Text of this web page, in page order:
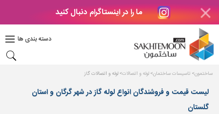
ما را در اینستاگرام دنبال کنید
دسته بندی ها
دکوراسیون
بتن
های
بتنی
ساختمون تاسیسات ساختمان لوله و اتصالات لوله و اتصالات گاز
لیست قیمت و فروشندگان انواع لوله گاز در شهر گرگان و استان
گلستان